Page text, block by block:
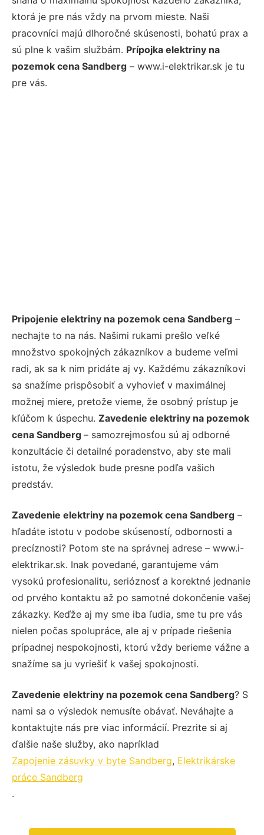
ktorá je pre nás vždy na prvom mieste. Naši
pracovníci majú dlhoročné skúsenosti, bohatú prax a
sú plne k vašim službám. Prípojka elektriny na
pozemok cena Sandberg – www.i-elektrikar.sk je tu
pre vás.
Pripojenie elektriny na pozemok cena Sandberg –
nechajte to na nás. Našimi rukami prešlo veľké
množstvo spokojných zákazníkov a budeme veľmi
radi, ak sa k nim pridáte aj vy. Každému zákazníkovi
sa snažíme prispôsobiť a vyhovieť v maximálnej
možnej miere, pretože vieme, že osobný prístup je
kľúčom k úspechu. Zavedenie elektriny na pozemok
cena Sandberg – samozrejmosťou sú aj odborné
konzultácie či detailné poradenstvo, aby ste mali
istotu, že výsledok bude presne podľa vašich
predstáv.
Zavedenie elektriny na pozemok cena Sandberg –
hľadáte istotu v podobe skúseností, odbornosti a
precíznosti? Potom ste na správnej adrese – www.i-
elektrikar.sk. Inak povedané, garantujeme vám
vysokú profesionalitu, serióznosť a korektné jednanie
od prvého kontaktu až po samotné dokončenie vašej
zákazky. Keďže aj my sme iba ľudia, sme tu pre vás
nielen počas spolupráce, ale aj v prípade riešenia
prípadnej nespokojnosti, ktorú vždy berieme vážne a
snažíme sa ju vyriešiť k vašej spokojnosti.
Zavedenie elektriny na pozemok cena Sandberg? S
nami sa o výsledok nemusíte obávať. Neváhajte a
kontaktujte nás pre viac informácií. Prezrite si aj
ďalšie naše služby, ako napríklad
Zapojenie zásuvky v byte Sandberg, Elektrikárske
práce Sandberg
.